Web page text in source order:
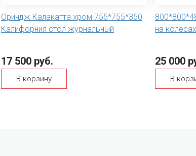
Ориндж Калакатта хром 755*755*350
Калифорния стол журнальный
17 500 руб.
В корзину
на
25 000
В